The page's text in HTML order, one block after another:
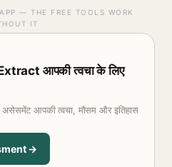
— THE FREE TOOLS WORK
IT
आपकी त्वचा के लिए
असेसमेंट आपकी त्वचा, मौसम और इतिहास
→